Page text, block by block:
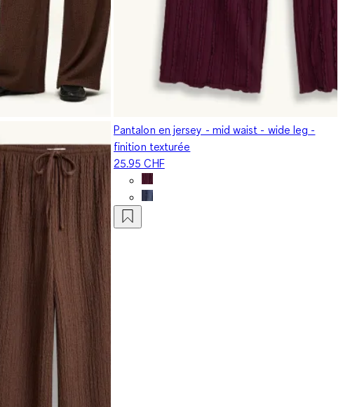
Pantalon en jersey - mid waist - wide leg -
finition texturée
25.95 CHF